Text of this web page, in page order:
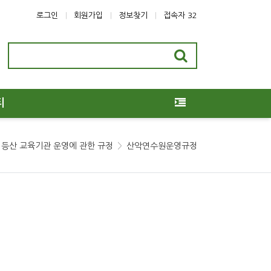
로그인 회원가입 정보찾기 접속자 32
등산 교육기관 운영에 관한 규정 산악연수원운영규정